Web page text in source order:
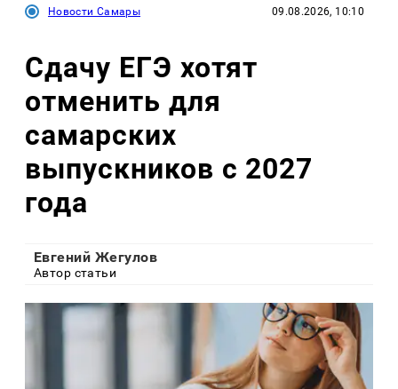
Новости Самары 09.08.2026, 10:10
Сдачу ЕГЭ хотят
отменить для
самарских
выпускников с 2027
года
Евгений Жегулов
Автор статьи